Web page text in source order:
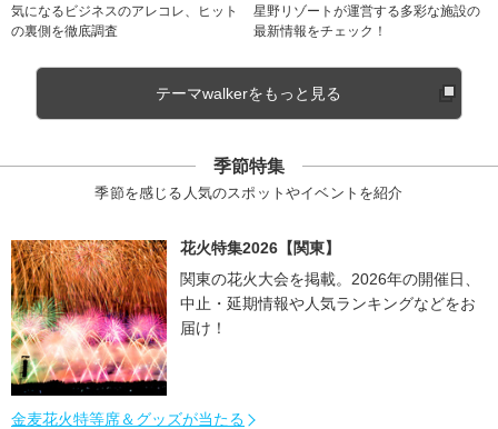
気になるビジネスのアレコレ、ヒット
の裏側を徹底調査
星野リゾートが運営する多彩な施設の
最新情報をチェック！
テーマwalkerをもっと見る
季節特集
季節を感じる人気のスポットやイベントを紹介
花火特集2026【関東】
関東の花火大会を掲載。2026年の開催日、
中止・延期情報や人気ランキングなどをお
届け！
金麦花火特等席＆グッズが当たる